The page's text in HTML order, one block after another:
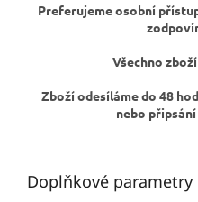
Preferujeme osobní
Všechno
Zboží odesíláme do 48
nebo
Doplňkové parametry